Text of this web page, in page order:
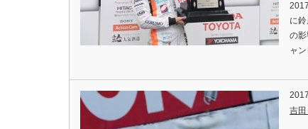
に
の
ャ
吉田